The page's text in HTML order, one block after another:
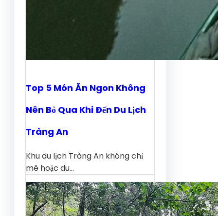
Top 5 Món Ăn Ngon Không
Nên Bỏ Qua Khi Đến Du Lịch
Tràng An
Khu du lịch Tràng An không chỉ
mê hoặc du…